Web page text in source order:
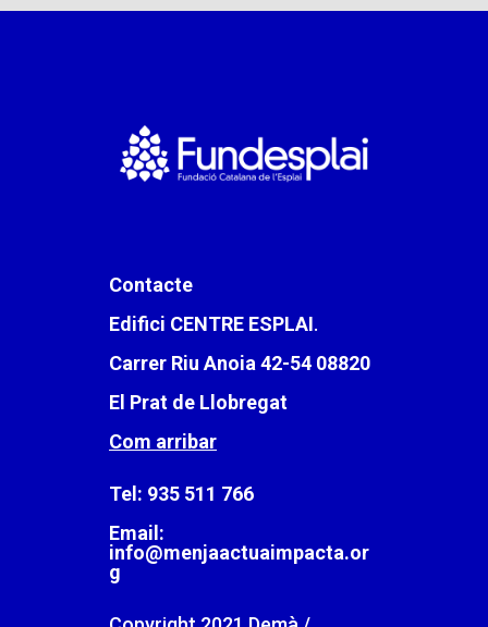
Contacte
Edifici CENTRE ESPLAI.
Carrer Riu Anoia 42-54 08820
El Prat de Llobregat
Com arribar
Tel: 935 511 766
Email:
info@menjaactuaimpacta.or
g